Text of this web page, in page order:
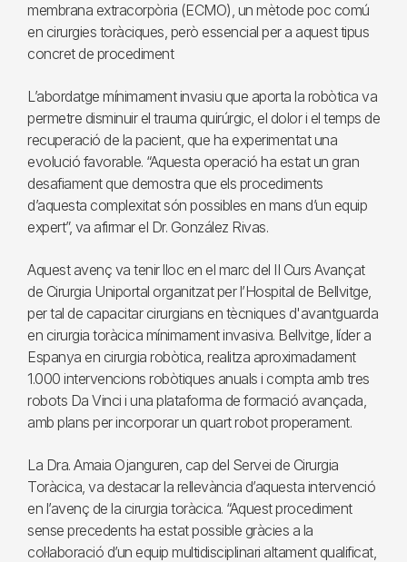
membrana extracorpòria (ECMO), un mètode poc comú
en cirurgies toràciques, però essencial per a aquest tipus
concret de procediment
L’abordatge mínimament invasiu que aporta la robòtica va
permetre disminuir el trauma quirúrgic, el dolor i el temps de
recuperació de la pacient, que ha experimentat una
evolució favorable. “Aquesta operació ha estat un gran
desafiament que demostra que els procediments
d’aquesta complexitat són possibles en mans d’un equip
expert”, va afirmar el Dr. González Rivas.
Aquest avenç va tenir lloc en el marc del II Curs Avançat
de Cirurgia Uniportal organitzat per l’Hospital de Bellvitge,
per tal de capacitar cirurgians en tècniques d'avantguarda
en cirurgia toràcica mínimament invasiva. Bellvitge, líder a
Espanya en cirurgia robòtica, realitza aproximadament
1.000 intervencions robòtiques anuals i compta amb tres
robots Da Vinci i una plataforma de formació avançada,
amb plans per incorporar un quart robot properament.
La Dra. Amaia Ojanguren, cap del Servei de Cirurgia
Toràcica, va destacar la rellevància d’aquesta intervenció
en l’avenç de la cirurgia toràcica. “Aquest procediment
sense precedents ha estat possible gràcies a la
col·laboració d’un equip multidisciplinari altament qualificat,